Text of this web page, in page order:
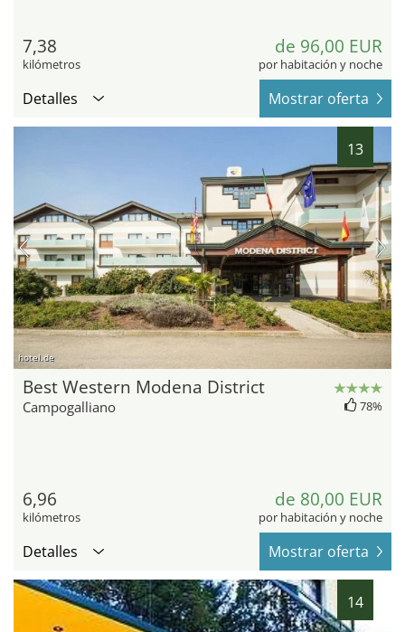
7,38
kilómetros
de 96,00 EUR
por habitación y noche
Detalles Mostrar oferta
13
hotel.de
Best Western Modena District
Campogalliano 78%
6,96
kilómetros
de 80,00 EUR
por habitación y noche
Detalles Mostrar oferta
14